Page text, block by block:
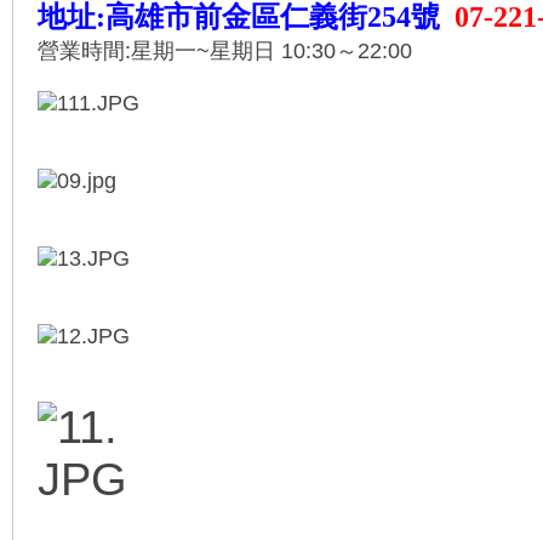
地址:高雄市前金區仁義街254號 07-
營業時間:星期一~星期日 10:30～22:00